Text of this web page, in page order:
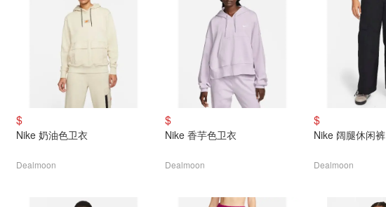
$
Nike 奶油色卫衣
Dealmoon
$
Nike 香芋色卫衣
Dealmoon
$
Nike 阔腿休闲裤
Dealmoon